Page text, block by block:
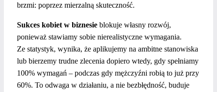
brzmi: poprzez mierzalną skuteczność.
Sukces kobiet w biznesie blokuje własny rozwój,
ponieważ stawiamy sobie nierealistyczne wymagania.
Ze statystyk, wynika, że aplikujemy na ambitne stanowiska
lub bierzemy trudne zlecenia dopiero wtedy, gdy spełniamy
100% wymagań – podczas gdy mężczyźni robią to już przy
60%. To odwaga w działaniu, a nie bezbłędność, buduje